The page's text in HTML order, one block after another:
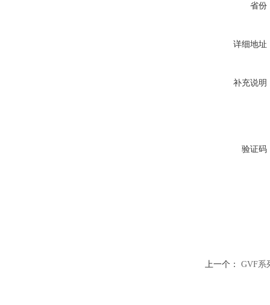
省份
详细地址
补充说明
验证码
上一个： GVF系